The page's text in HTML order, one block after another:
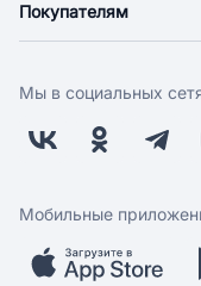
Новости
Поставщикам
Заводчикам
Обратная связь
Покупателям
Оплата
Бонусная программа
Скидки и акции
Мобильное
Мы в социальных
Мобильные